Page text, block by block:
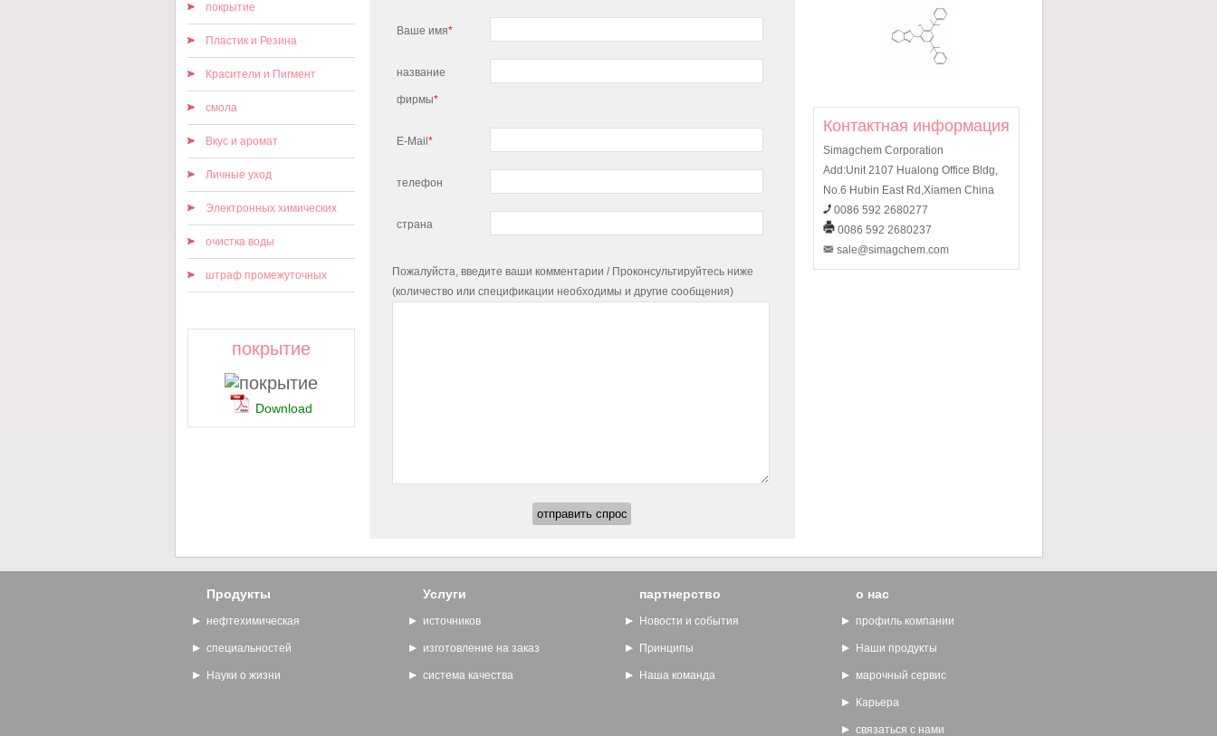
покрытие
Пластик и Резина
Красители и Пигмент
смола
Вкус и аромат
Личные уход
Электронных химических
очистка воды
штраф промежуточных
покрытие
Download
Ваше имя*
название
фирмы*
E-Mail *
телефон
страна
Пожалуйста, введите ваши комментарии / Проконсультируйтесь ниже
(количество или спецификации необходимы и другие сообщения)
Контактная информация
Simagchem Corporation
Add:Unit 2107 Hualong Office Bldg,
No.6 Hubin East Rd,Xiamen China
0086 592 2680277
0086 592 2680237
sale@simagchem.com
Продукты
нефтехимическая
специальностей
Науки о жизни
Услуги
источников
изготовление на заказ
система качества
партнерство
Новости и события
Принципы
Наша команда
о нас
профиль компании
Наши продукты
марочный сервис
Карьера
связаться с нами